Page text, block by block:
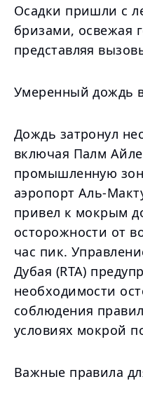
Осадки пришли с
бризами, освежая
представляя
Умеренный дождь
Дождь затронул
включая Палм
промышленную
аэропорт Аль-
привел к мокрым
осторожности от
час пик.
Дубая (RTA)
необходимости
соблюдения
условиях мокрой
Важные правила